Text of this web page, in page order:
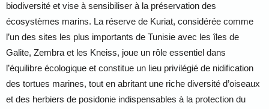
biodiversité et vise à sensibiliser à la préservation des
écosystèmes marins. La réserve de Kuriat, considérée comme
l’un des sites les plus importants de Tunisie avec les îles de
Galite, Zembra et les Kneiss, joue un rôle essentiel dans
l’équilibre écologique et constitue un lieu privilégié de nidification
des tortues marines, tout en abritant une riche diversité d’oiseaux
et des herbiers de posidonie indispensables à la protection du